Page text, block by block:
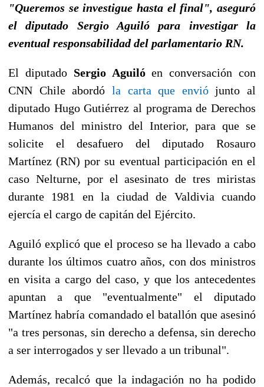
"Queremos se investigue hasta el final", aseguró
el diputado Sergio Aguiló para investigar la
eventual responsabilidad del parlamentario RN.
El diputado Sergio Aguilóen conversación con
CNN Chile abordó la carta que enviójunto al
diputado Hugo Gutiérrez al programa de Derechos
Humanos del ministro del Interior, para que se
solicite el desafuero del diputado Rosauro
Martínez (RN) por su eventual participación en el
caso Nelturne, por el asesinato de tres miristas
durante 1981 en la ciudad de Valdivia cuando
ejercía el cargo de capitán del Ejército.
Aguiló explicó que el proceso se ha llevado a cabo
durante los últimos cuatro años, con dos ministros
en visita a cargo del caso, y que los antecedentes
apuntan a que "eventualmente" el diputado
Martínez habría comandado el batallón que asesinó
"a tres personas, sin derecho a defensa, sin derecho
a ser interrogados y ser llevado a un tribunal".
Además, recalcó que la indagación no ha podido